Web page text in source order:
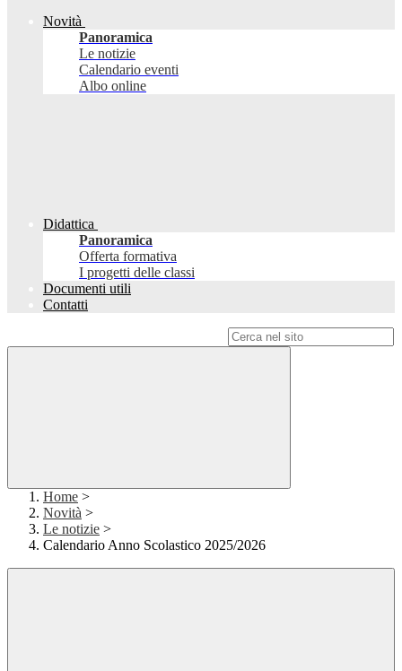
Novità
Panoramica
Le notizie
Calendario eventi
Albo online
Didattica
Panoramica
Offerta formativa
I progetti delle classi
Documenti utili
Contatti
Home >
Novità >
Le notizie >
Calendario Anno Scolastico 2025/2026